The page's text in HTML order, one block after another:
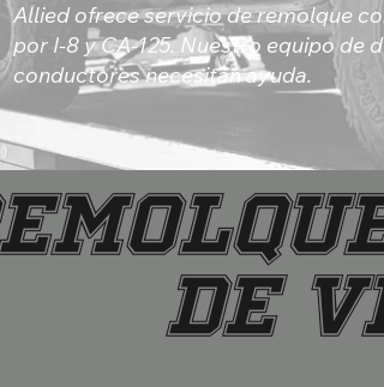
Allied ofrece servicio de remolque
por I-8 y CA-125. Nuestro equipo de
conductores necesitan ayuda.
de